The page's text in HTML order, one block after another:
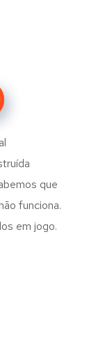
que
funciona.
em jogo.